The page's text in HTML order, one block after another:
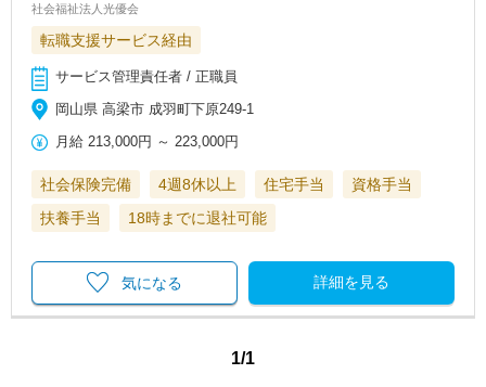
社会福祉法人光優会
転職支援サービス経由
サービス管理責任者 / 正職員
岡山県 高梁市 成羽町下原249-1
月給 213,000円 ～ 223,000円
社会保険完備 4週8休以上 住宅手当
資格手当
扶養手当
18時までに退社可能
詳細を見る
気になる
1/1